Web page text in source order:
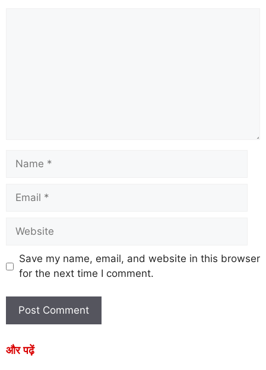
Save my name, email, and website in this browser
for the next time I comment.
और पढ़ें